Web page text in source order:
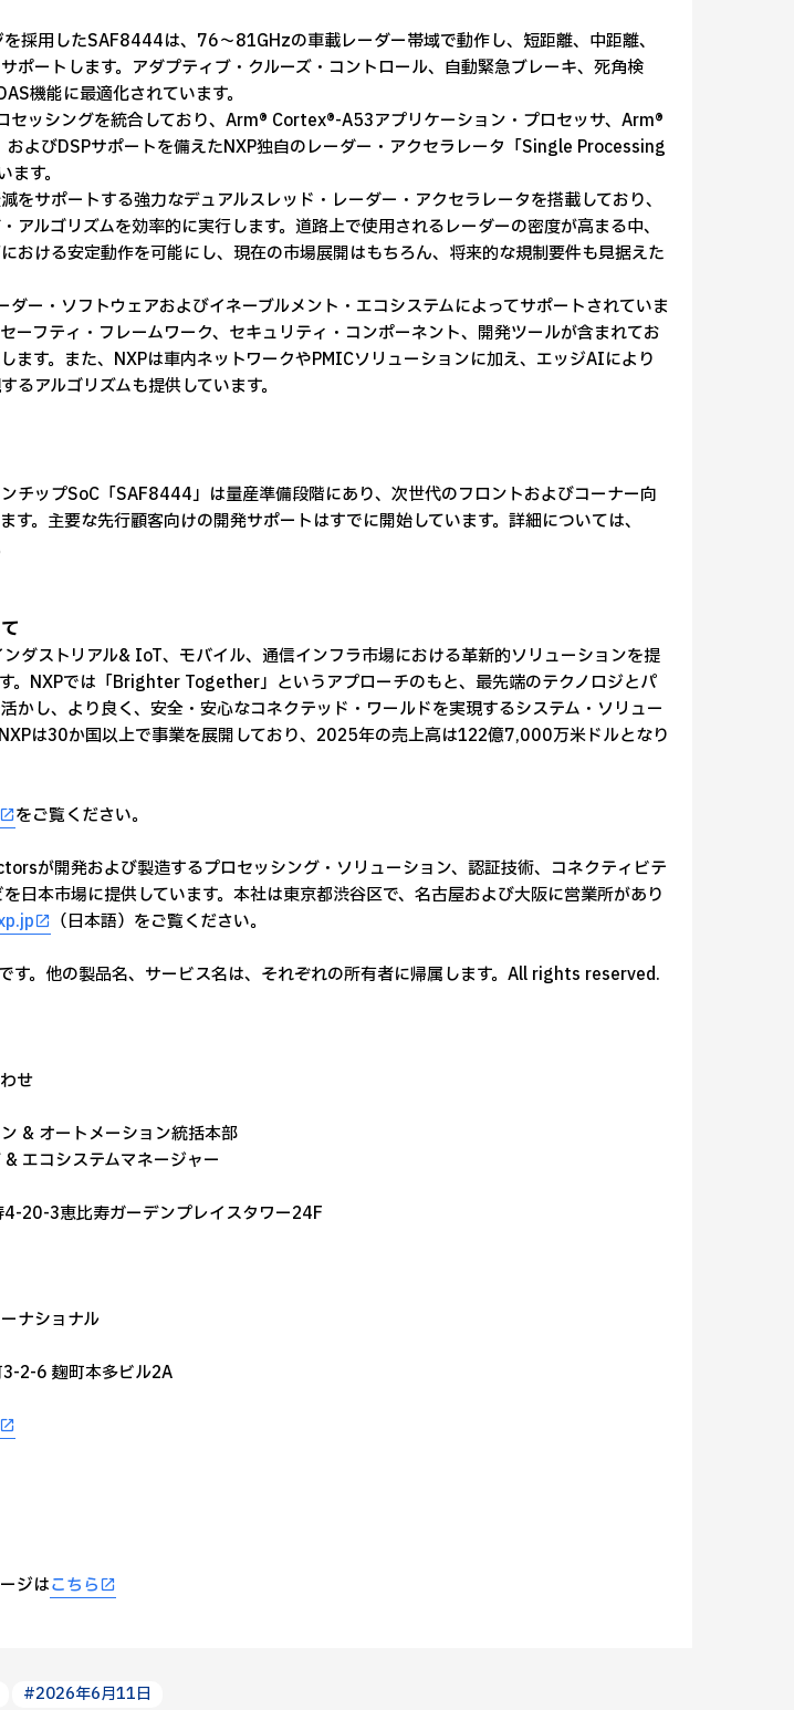
採用したSAF8444は、76～81GHzの車載レーダー帯域で動作し、短距離、中距離、
ポートします。アダプティブ・クルーズ・コントロール、自動緊急ブレーキ、死角検
機能に最適化されています。
ッシングを統合しており、Arm® Cortex®-A53アプリケーション・プロセッサ、Arm®
よびDSPサポートを備えたNXP独自のレーダー・アクセラレータ「Single Processing
す。
をサポートする強力なデュアルスレッド・レーダー・アクセラレータを搭載しており、
アルゴリズムを効率的に実行します。道路上で使用されるレーダーの密度が高まる中、
おける安定動作を可能にし、現在の市場展開はもちろん、将来的な規制要件も見据えた
ー・ソフトウェアおよびイネーブルメント・エコシステムによってサポートされていま
ーフティ・フレームワーク、セキュリティ・コンポーネント、開発ツールが含まれてお
ます。また、NXPは車内ネットワークやPMICソリューションに加え、エッジAIにより
アルゴリズムも提供しています。
チップSoC「SAF8444」は量産準備段階にあり、次世代のフロントおよびコーナー向
す。主要な先行顧客向けの開発サポートはすでに開始しています。詳細については、
ダストリアル& IoT、モバイル、通信インフラ市場における革新的ソリューションを提
。NXPでは「Brighter Together」というアプローチのもと、最先端のテクノロジとパ
かし、より良く、安全・安心なコネクテッド・ワールドを実現するシステム・ソリュー
は30か国以上で事業を展開しており、2025年の売上高は122億7,000万米ドルとなり
をご覧ください。
が開発および製造するプロセッシング・ソリューション、認証技術、コネクティビテ
日本市場に提供しています。本社は東京都渋谷区で、名古屋および大阪に営業所があり
（日本語）をご覧ください。
す。他の製品名、サービス名は、それぞれの所有者に帰属します。All rights reserved.
せ
& オートメーション統括本部
エコシステムマネージャー
20-3恵比寿ガーデンプレイスタワー24F
ナショナル
2-6 麹町本多ビル2A
ジはこちら
#2026年6月11日